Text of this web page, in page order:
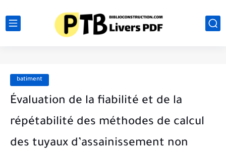
batiment
Évaluation de la fiabilité et de la
répétabilité des méthodes de calcul
des tuyaux d’assainissement non